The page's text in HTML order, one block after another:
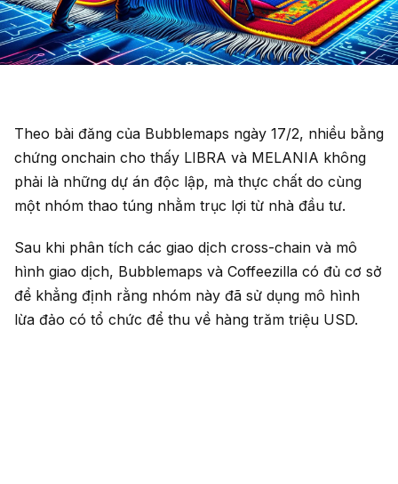
Theo bài đăng của Bubblemaps ngày 17/2, nhiều bằng
chứng onchain cho thấy LIBRA và MELANIA không
phải là những dự án độc lập, mà thực chất do cùng
một nhóm thao túng nhằm trục lợi từ nhà đầu tư.
Sau khi phân tích các giao dịch cross-chain và mô
hình giao dịch, Bubblemaps và Coffeezilla có đủ cơ sở
để khẳng định rằng nhóm này đã sử dụng mô hình
lừa đảo có tổ chức để thu về hàng trăm triệu USD.